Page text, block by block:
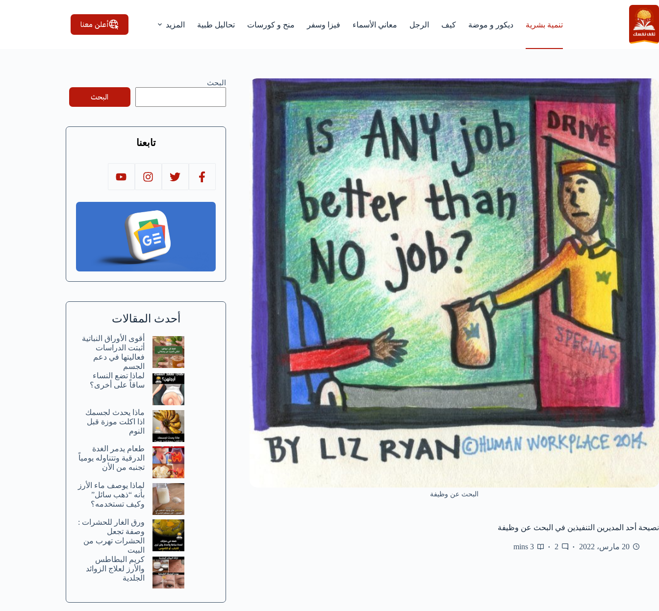
التجاوز
إلى
المحتوى
تنمية بشرية ديكور و موضة كيف الرجل معاني الأسماء فيزا وسفر منح و كورسات تحاليل طبية المزيد أعلن معنا
البحث عن وظيفة
نصيحة أحد المديرين التنفيذين في البحث عن وظيفة
20 مارس، 2022 2
3 mins
البحث
البحث
تابعنا
أحدث المقالات
أقوى الأوراق النباتية
أثبتت الدراسات
فعاليتها في دعم
الجسم
لماذا تضع النساء
ساقاً على أخرى؟
ماذا يحدث لجسمك
اذا اكلت موزة قبل
النوم
طعام يدمر الغدة
الدرقية وتتناوله يومياً
تجنبه من الأن
لماذا يوصف ماء الأرز
بأنه “ذهب سائل”
وكيف تستخدمه؟
ورق الغار للحشرات :
وصفة تجعل
الحشرات تهرب من
البيت
كريم البطاطس
والأرز لعلاج الزوائد
الجلدية